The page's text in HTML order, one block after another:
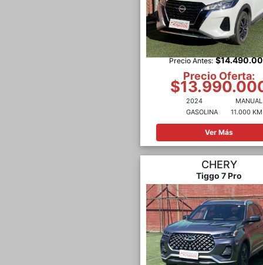
Precio Antes:
Precio Oferta:
2024
GASOLINA
MANUAL
11.000 KM
Ver Más
CHERY
Tiggo 7 Pro